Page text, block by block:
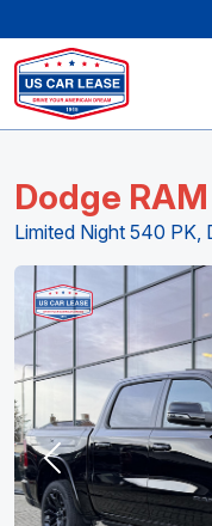
Dodge
Limited Night 540 PK,
Previous